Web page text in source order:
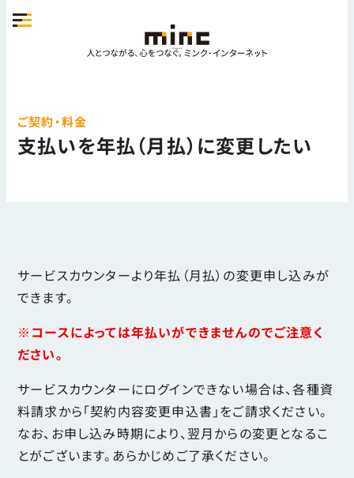
ご契約・料金
支払いを年払（月払）に変更したい
サービスカウンターより年払（月払）の変更申し込みが
できます。
※コースによっては年払いができませんのでご注意く
ださい。
サービスカウンターにログインできない場合は、各種資
料請求から「契約内容変更申込書」をご請求ください。
なお、お申し込み時期により、翌月からの変更となるこ
とがございます。あらかじめご了承ください。